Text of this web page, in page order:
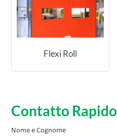
Flexi Roll
Contatto Rapido
Nome e Cognome